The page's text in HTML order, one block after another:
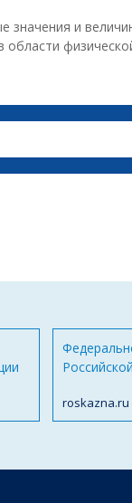
значения и
roskazna.ru